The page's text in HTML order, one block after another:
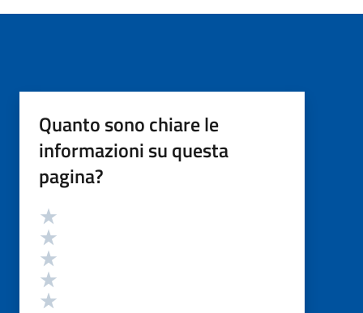
Quanto sono chiare le
informazioni su questa
pagina?
Valutazione